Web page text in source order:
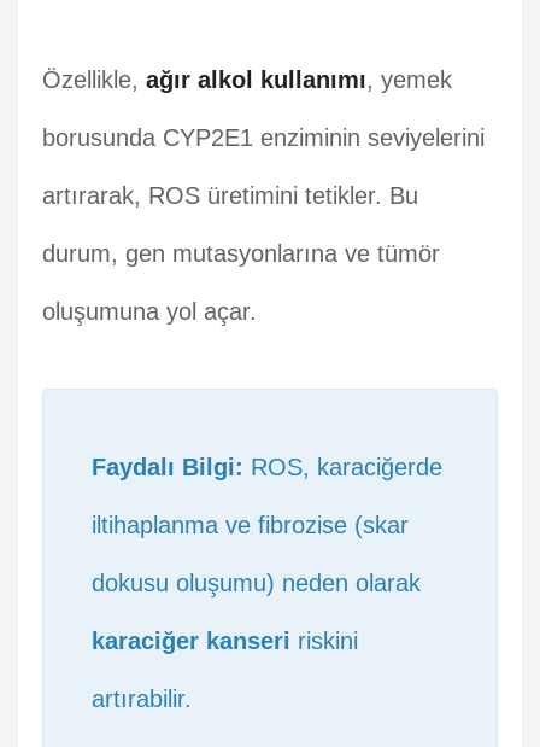
Özellikle, ağır alkol kullanımı, yemek
borusunda CYP2E1 enziminin seviyelerini
artırarak, ROS üretimini tetikler. Bu
durum, gen mutasyonlarına ve tümör
oluşumuna yol açar.
Faydalı Bilgi: ROS, karaciğerde
iltihaplanma ve fibrozise (skar
dokusu oluşumu) neden olarak
karaciğer kanseri riskini
artırabilir.